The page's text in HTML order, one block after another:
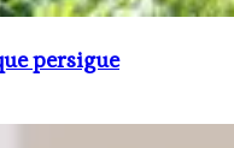
persigue